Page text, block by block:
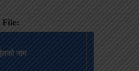
File:
नाम